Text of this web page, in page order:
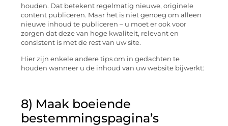
houden. Dat betekent regelmatig nieuwe, originele
content publiceren. Maar het is niet genoeg om alleen
nieuwe inhoud te publiceren – u moet er ook voor
zorgen dat deze van hoge kwaliteit, relevant en
consistent is met de rest van uw site.
Hier zijn enkele andere tips om in gedachten te
houden wanneer u de inhoud van uw website bijwerkt:
8) Maak boeiende
bestemmingspagina’s